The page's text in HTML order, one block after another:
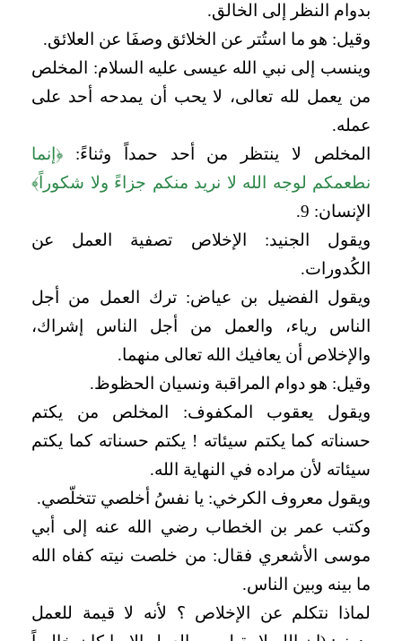
بدوام النظر إلى الخالق.
وقيل: هو ما استُتر عن الخلائق وصفَا عن العلائق.
وينسب إلى نبي الله عيسى عليه السلام: المخلص
من يعمل لله تعالى، لا يحب أن يمدحه أحد على
عمله.
المخلص لا ينتظر من أحد حمداً وثناءً: ﴿إنما
نطعمكم لوجه الله لا نريد منكم جزاءً ولا شكوراً﴾
الإنسان: 9.
ويقول الجنيد: الإخلاص تصفية العمل عن
الكُدورات.
ويقول الفضيل بن عياض: ترك العمل من أجل
الناس رياء، والعمل من أجل الناس إشراك،
والإخلاص أن يعافيك الله تعالى منهما.
وقيل: هو دوام المراقبة ونسيان الحظوظ.
ويقول يعقوب المكفوف: المخلص من يكتم
حسناته كما يكتم سيئاته ! يكتم حسناته كما يكتم
سيئاته لأن مراده في النهاية الله.
ويقول معروف الكرخي: يا نفسُ أخلصي تتخلّصي.
وكتب عمر بن الخطاب رضي الله عنه إلى أبي
موسى الأشعري فقال: من خلصت نيته كفاه الله
ما بينه وبين الناس.
لماذا نتكلم عن الإخلاص ؟ لأنه لا قيمة للعمل